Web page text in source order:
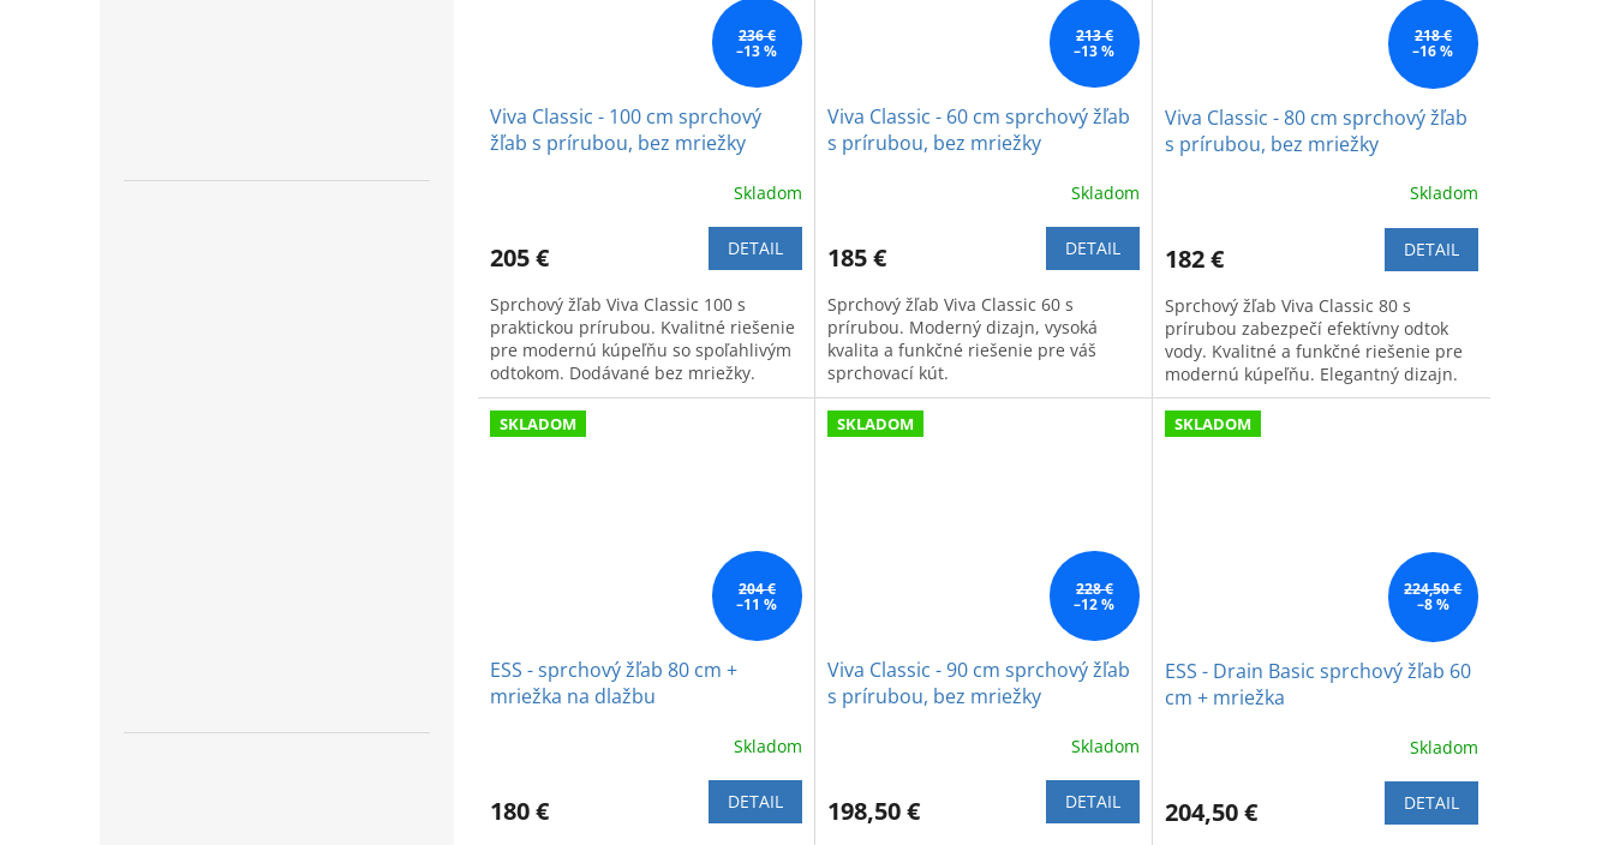
236 €
–13 %
Viva Classic - 100 cm sprchový
žľab s prírubou, bez mriežky
Skladom
205 € DETAIL
Sprchový žľab Viva Classic 100 s
praktickou prírubou. Kvalitné riešenie
pre modernú kúpeľňu so spoľahlivým
odtokom. Dodávané bez mriežky.
213 €
–13 %
Viva Classic - 60 cm sprchový žľab
s prírubou, bez mriežky
Skladom
185 € DETAIL
Sprchový žľab Viva Classic 60 s
prírubou. Moderný dizajn, vysoká
kvalita a funkčné riešenie pre váš
sprchovací kút.
218 €
–16 %
Viva Classic - 80 cm sprchový žľab
s prírubou, bez mriežky
Skladom
182 € DETAIL
Sprchový žľab Viva Classic 80 s
prírubou zabezpečí efektívny odtok
vody. Kvalitné a funkčné riešenie pre
modernú kúpeľňu. Elegantný dizajn.
SKLADOM
204 €
–11 %
ESS - sprchový žľab 80 cm +
mriežka na dlažbu
Skladom
180 € DETAIL
SKLADOM
228 €
–12 %
Viva Classic - 90 cm sprchový žľab
s prírubou, bez mriežky
Skladom
198,50 € DETAIL
SKLADOM
224,50 €
–8 %
ESS - Drain Basic sprchový žľab 60
cm + mriežka
Skladom
204,50 € DETAIL